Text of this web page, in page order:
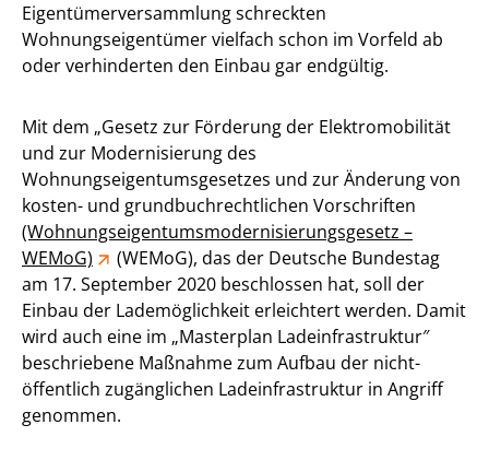
Eigentümerversammlung schreckten
Wohnungseigentümer vielfach schon im Vorfeld ab
oder verhinderten den Einbau gar endgültig.
Mit dem „Gesetz zur Förderung der Elektromobilität
und zur Modernisierung des
Wohnungseigentumsgesetzes und zur Änderung von
kosten- und grundbuchrechtlichen Vorschriften
(Wohnungseigentumsmodernisierungsgesetz –
WEMoG)
(WEMoG), das der Deutsche Bundestag
am 17. September 2020 beschlossen hat, soll der
Einbau der Lademöglichkeit erleichtert werden. Damit
wird auch eine im „Masterplan Ladeinfrastruktur″
beschriebene Maßnahme zum Aufbau der nicht-
öffentlich zugänglichen Ladeinfrastruktur in Angriff
genommen.